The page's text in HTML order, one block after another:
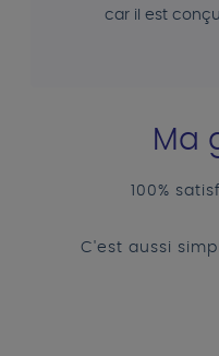
car il est
Ma
100%
C'est aussi